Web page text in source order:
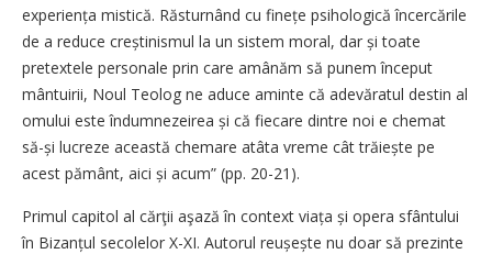
experiența mistică. Răsturnând cu finețe psihologică încercările
de a reduce creștinismul la un sistem moral, dar și toate
pretextele personale prin care amânăm să punem început
mântuirii, Noul Teolog ne aduce aminte că adevăratul destin al
omului este îndumnezeirea și că fiecare dintre noi e chemat
să-și lucreze această chemare atâta vreme cât trăiește pe
acest pământ, aici și acum” (pp. 20-21).
Primul capitol al cărţii aşază în context viața și opera sfântului
în Bizanțul secolelor X-XI. Autorul reușește nu doar să prezinte